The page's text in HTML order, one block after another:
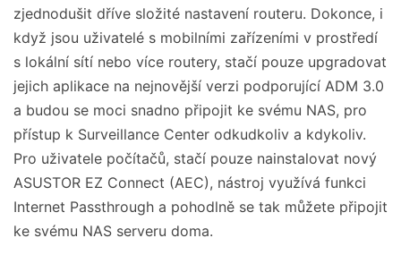
zjednodušit dříve složité nastavení routeru. Dokonce, i
když jsou uživatelé s mobilními zařízeními v prostředí
s lokální sítí nebo více routery, stačí pouze upgradovat
jejich aplikace na nejnovější verzi podporující ADM 3.0
a budou se moci snadno připojit ke svému NAS, pro
přístup k Surveillance Center odkudkoliv a kdykoliv.
Pro uživatele počítačů, stačí pouze nainstalovat nový
ASUSTOR EZ Connect (AEC), nástroj využívá funkci
Internet Passthrough a pohodlně se tak můžete připojit
ke svému NAS serveru doma.